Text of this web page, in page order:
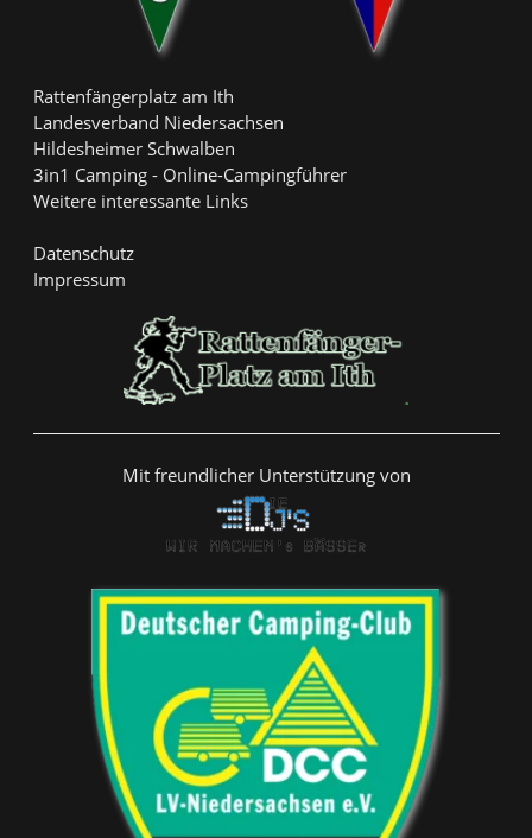
Rattenfängerplatz am Ith
Landesverband Niedersachsen
Hildesheimer Schwalben
3in1 Camping - Online-Campingführer
Weitere interessante Links
Datenschutz
Impressum
Mit freundlicher Unterstützung von